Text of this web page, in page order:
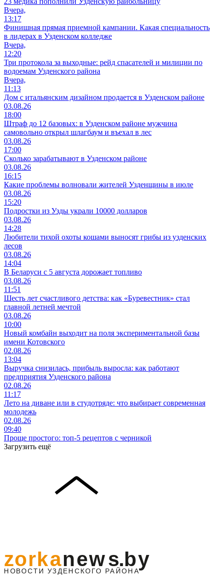
Вчера,
13:17
Финишная прямая приемной кампании. Какая специальность
в лидерах в Узденском колледже
Вчера,
12:20
Три протокола за выходные: рейд спасателей и милиции по
водоемам Узденского района
Вчера,
11:13
Дом с итальянским дизайном продается в Узденском районе
03.08.26
18:00
Штраф до 12 базовых: в Узденском районе мужчина
самовольно открыл шлагбаум и въехал в лес
03.08.26
17:00
Сколько зарабатывают в Узденском районе
03.08.26
16:15
Какие проблемы волновали жителей Узденщины в июле
03.08.26
15:20
Подростки из Узды украли 10000 долларов
03.08.26
14:28
Любители тихой охоты кошами выносят грибы из узденских
лесов
03.08.26
14:04
В Беларуси с 5 августа дорожает топливо
03.08.26
11:51
Шесть лет счастливого детства: как «Буревестник» стал
главной летней мечтой
03.08.26
10:00
Новый комбайн выходит на поля экспериментальной базы
имени Котовского
02.08.26
13:04
Выручка снизилась, прибыль выросла: как работают
предприятия Узденского района
02.08.26
11:17
Лето на диване или в студотряде: что выбирает современная
молодежь
02.08.26
09:40
Проще простого: топ-5 рецептов с черникой
Загрузить ещё